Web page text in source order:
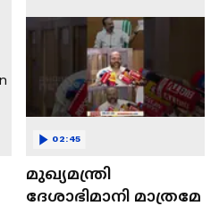
മുഖ്യമന്ത്രി
ദേശാഭിമാനി മാത്രമേ
02:45